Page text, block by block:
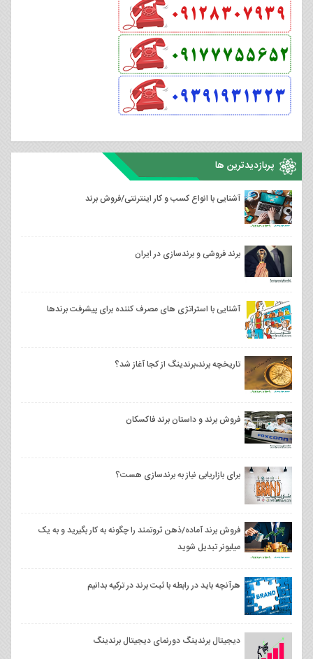
پربازدیدترین ها
آشنایی با انواع کسب و کار اینترنتی/فروش برند
برند فروشی و برندسازی در ایران
آشنایی با استراتژی های مصرف کننده برای پیشرفت برندها
تاریخچه برند،برندینگ از کجا آغاز شد؟
فروش برند و داستان برند فاکسکان
برای بازاریابی نیاز به برندسازی هست؟
فروش برند آماده/ذهن ثروتمند را چگونه به کار بگیرید و به یک
میلیونر تبدیل شوید
هرآنچه باید در رابطه با ثبت برند در ترکیه بدانیم
دیجیتال برندینگ دورنمای دیجیتال برندینگ